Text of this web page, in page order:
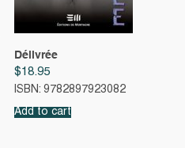
Délivrée
$18.95
ISBN: 9782897923082
Add to cart